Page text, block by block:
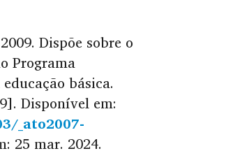
Dispõe sobre o
Programa
básica.
Disponível em:
_ato2007-
25 mar. 2024.